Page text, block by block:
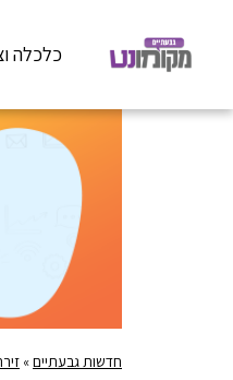
כלכלה
חדשות גבעתיים»